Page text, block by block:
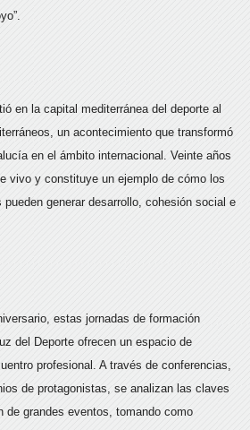
en la capital mediterránea del deporte al
un acontecimiento que transformó
en el ámbito internacional. Veinte años
vivo y constituye un ejemplo de cómo los
generar desarrollo, cohesión social e
estas jornadas de formación
del Deporte ofrecen un espacio de
profesional. A través de conferencias,
de protagonistas, se analizan las claves
de grandes eventos, tomando como